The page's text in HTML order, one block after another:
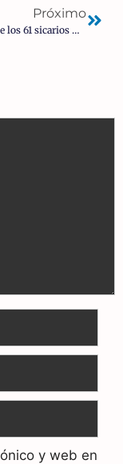
Próximo
El pelotón de los 61 sicarios mediáticos de P.S.: La confesión que destapa las cloacas del sanchismo
y web en